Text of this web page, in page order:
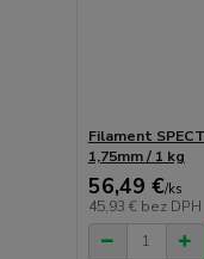
Filament
1,75mm / 1 kg
56,49 €/ks
45,93 € bez DPH